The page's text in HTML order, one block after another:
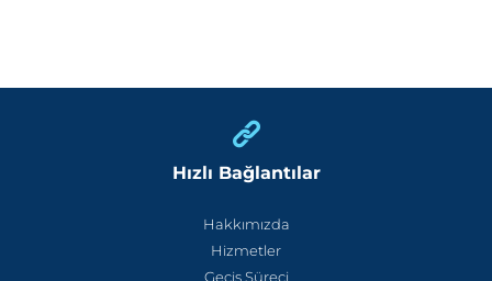
Hızlı Bağlantılar
Hakkımızda
Hizmetler
Geçiş Süreci